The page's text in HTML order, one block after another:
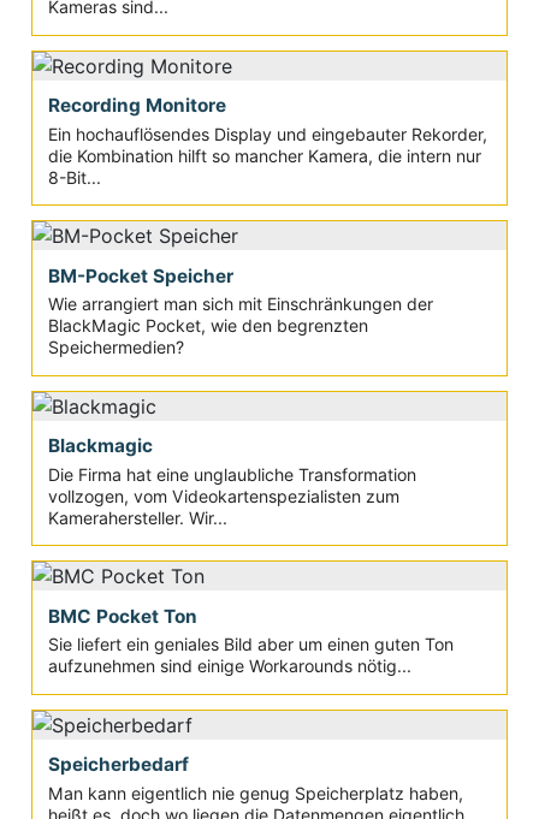
Kameras sind...
Recording Monitore
Ein hochauflösendes Display und eingebauter Rekorder,
die Kombination hilft so mancher Kamera, die intern nur
8-Bit...
BM-Pocket Speicher
Wie arrangiert man sich mit Einschränkungen der
BlackMagic Pocket, wie den begrenzten
Speichermedien?
Blackmagic
Die Firma hat eine unglaubliche Transformation
vollzogen, vom Videokartenspezialisten zum
Kamerahersteller. Wir...
BMC Pocket Ton
Sie liefert ein geniales Bild aber um einen guten Ton
aufzunehmen sind einige Workarounds nötig...
Speicherbedarf
Man kann eigentlich nie genug Speicherplatz haben,
heißt es, doch wo liegen die Datenmengen eigentlich